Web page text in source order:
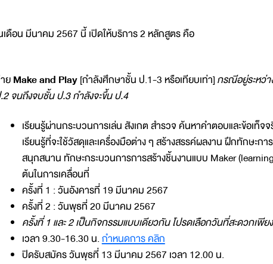
เดือน มีนาคม 2567 นี้ เปิดให้บริการ 2 หลักสูตร คือ
ยMake and Play[กำลังศึกษาชั้น ป.1-3 หรือเทียบเท่า]กรณีอยู่ระหว่า
จนถึงจบชั้น ป.3 กำลังจะขึ้น ป.4
เรียนรู้ผ่านกระบวนการเล่น สังเกต สำรวจ ค้นหาคำตอบและข้อเท็จ
เรียนรู้ที่จะใช้วัสดุและเครื่องมือต่าง ๆ สร้างสรรค์ผลงาน ฝึกทักษะ
สนุกสนาน ทักษะกระบวนการการสร้างชิ้นงานแบบ Maker
ต้นในการเคลื่อนที่
ครั้งที่ 1 : วันอังคารที่ 19 มีนาคม 2567
ครั้งที่ 2 : วันพุธที่ 20 มีนาคม 2567
ครั้งที่ 1 และ 2 เป็นกิจกรรมแบบเดียวกัน โปรดเลือกวันที่สะดวกเพีย
เวลา 9.30-16.30 น.กำหนดการ คลิก
ปิดรับสมัคร วันพุธที่ 13 มีนาคม 2567 เวลา 12.00 น.